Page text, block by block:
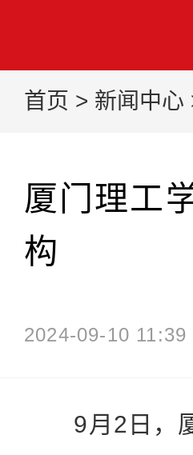
首页 > 新闻中心
厦门理工
构
2024-09-10 11:39
9月2日，厦